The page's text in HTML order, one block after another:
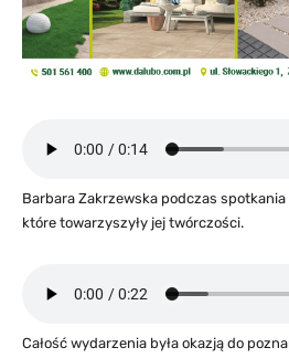
Barbara Zakrzewska podczas
które towarzyszyły jej twórczości.
Całość wydarzenia była okazją do